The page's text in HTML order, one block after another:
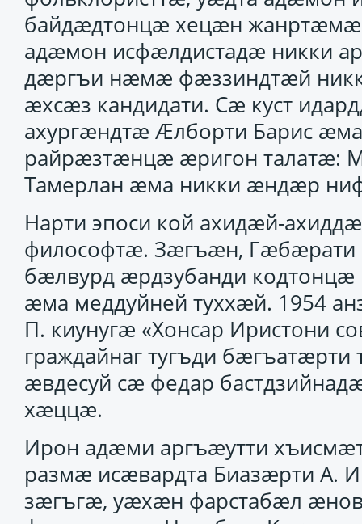
байдӕдтонцӕ хецӕн жанртӕмӕ
адӕмон исфӕлдистадӕ никки
дӕргъи нӕмӕ фӕззиндтӕй
ӕхсӕз кандидати. Сӕ куст
ахургӕндтӕ Ӕлборти Барис
райрӕзтӕнцӕ ӕригон талатӕ:
Тамерлан ӕма никки ӕндӕр
Нарти эпоси кой ахидӕй-
философтӕ. Зӕгъӕн,
бӕлвурд ӕрдзубанди кодтонцӕ
ӕма меддуйней туххӕй. 1954
П. киунугӕ «Хонсар Иристони
граждайнаг тугъди
ӕвдесуй сӕ федар
хӕццӕ.
Ирон адӕми аргъӕутти
размӕ исӕвардта Биазӕрти А.
зӕгъгӕ, уӕхӕн фарстабӕл